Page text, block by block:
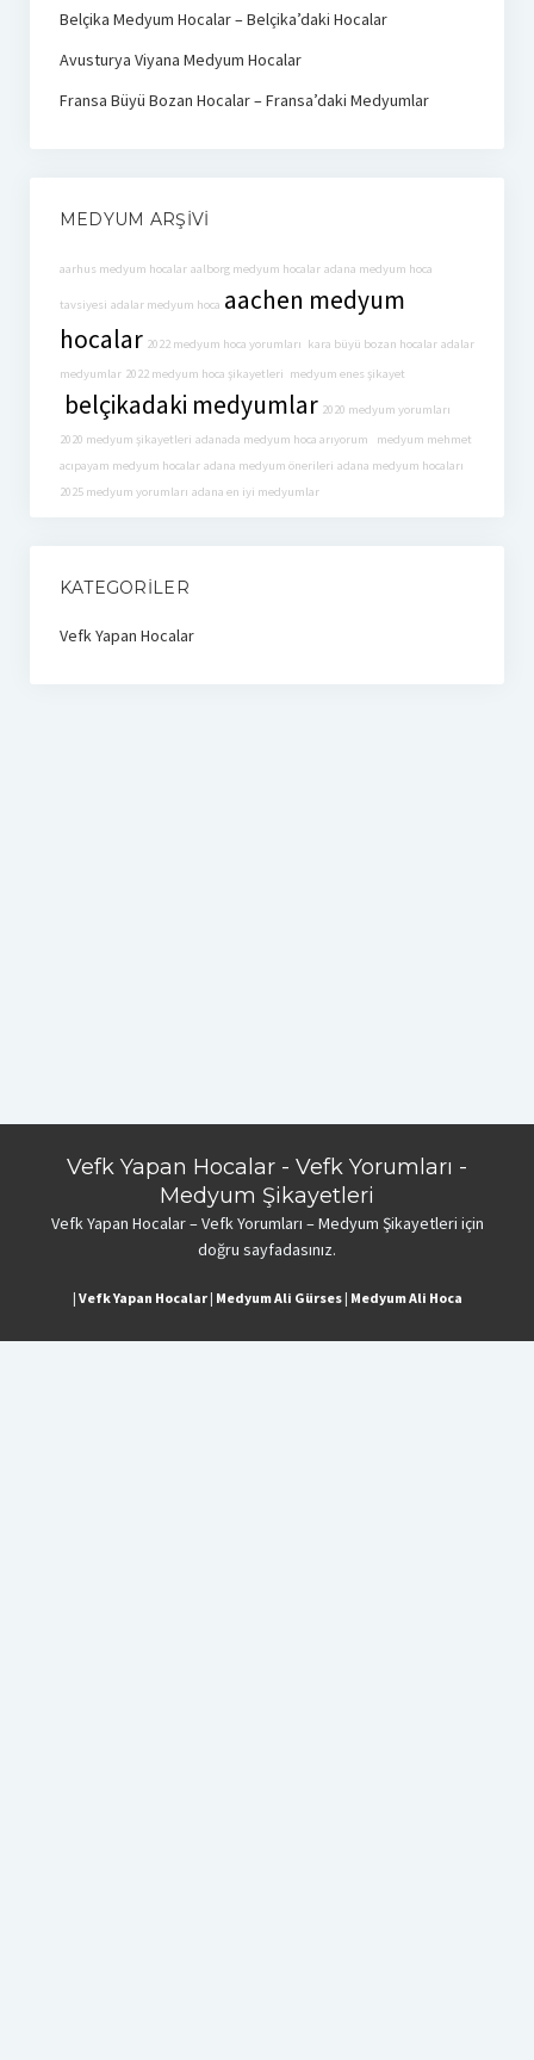
Belçika Medyum Hocalar – Belçika’daki Hocalar
Avusturya Viyana Medyum Hocalar
Fransa Büyü Bozan Hocalar – Fransa’daki Medyumlar
MEDYUM ARŞIVI
aarhus medyum hocalar aalborg medyum hocalar adana medyum hoca
tavsiyesi adalar medyum hoca aachen medyum
hocalar 2022 medyum hoca yorumları kara büyü bozan hocalar adalar
medyumlar 2022 medyum hoca şikayetleri medyum enes şikayet
belçikadaki medyumlar 2020 medyum yorumları
2020 medyum şikayetleri adanada medyum hoca arıyorum
medyum mehmet
acıpayam medyum hocalar adana medyum önerileri adana medyum hocaları
2025 medyum yorumları adana en iyi medyumlar
KATEGORILER
Vefk Yapan Hocalar
Vefk Yapan Hocalar - Vefk Yorumları -
Medyum Şikayetleri
Vefk Yapan Hocalar – Vefk Yorumları – Medyum Şikayetleri için
doğru sayfadasınız.
| Vefk Yapan Hocalar| Medyum Ali Gürses| Medyum Ali Hoca